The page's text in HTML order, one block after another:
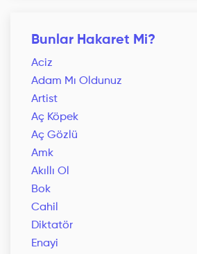
Bunlar Hakaret Mi?
Aciz
Adam Mı Oldunuz
Artist
Aç Köpek
Aç Gözlü
Amk
Akıllı Ol
Bok
Cahil
Diktatör
Enayi